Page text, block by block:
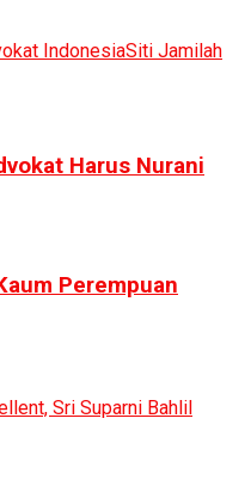
IndonesiaSiti Jamilah
Harus Nurani
Perempuan